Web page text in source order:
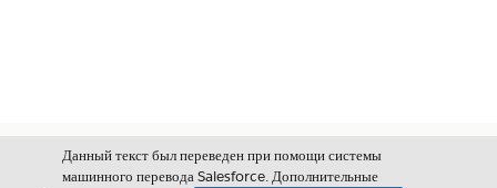
Данный текст был переведен при помощи системы
машинного перевода Salesforce. Дополнительные